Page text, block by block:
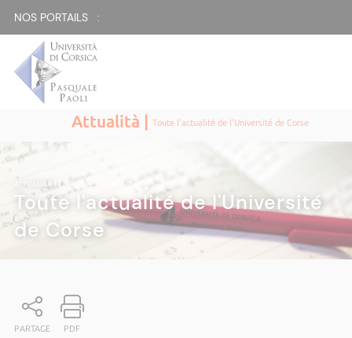
NOS PORTAILS :
Attualità |Toute l'actualité de l'Université de Corse
ATTUALITÀ|
Toute l'actualité de l'Université
de Corse
PARTAGE PDF